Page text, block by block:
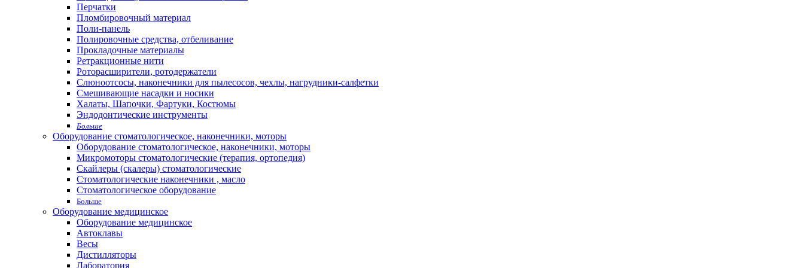
Перчатки
Пломбировочный материал
Поли-панель
Полировочные средства, отбеливание
Прокладочные материалы
Ретракционные нити
Роторасширители, ротодержатели
Слюноотсосы, наконечники для пылесосов, чехлы, нагрудники-салфетки
Смешивающие насадки и носики
Халаты, Шапочки, Фартуки, Костюмы
Эндодонтические инструменты
Больше
Оборудование стоматологическое, наконечники, моторы
Оборудование стоматологическое, наконечники, моторы
Микромоторы стоматологические (терапия, ортопедия)
Скайлеры (скалеры) стоматологические
Стоматологические наконечники , масло
Стоматологическое оборудование
Больше
Оборудование медицинское
Оборудование медицинское
Автоклавы
Весы
Дистилляторы
Лаборатория